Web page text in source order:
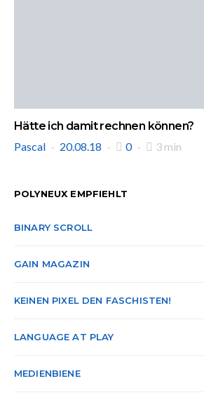
Hätte ich damit rechnen können?
Pascal
20.08.18 0 3 min
POLYNEUX EMPFIEHLT
BINARY SCROLL
GAIN MAGAZIN
KEINEN PIXEL DEN FASCHISTEN!
LANGUAGE AT PLAY
MEDIENBIENE